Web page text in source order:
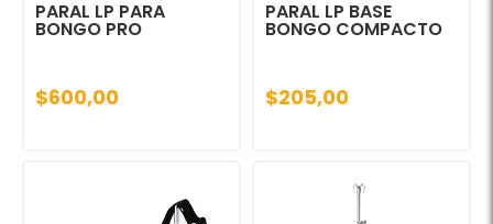
PARAL LP PARA
BONGO PRO
$600,00
PARAL LP BASE
BONGO COMPACTO
$205,00